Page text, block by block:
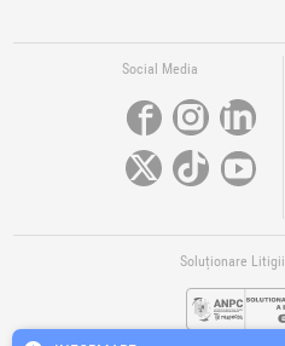
Social Media
Soluționare Litigii